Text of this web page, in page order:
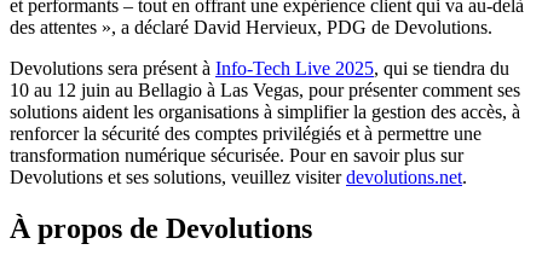
et performants – tout en offrant une expérience client qui va au-delà
des attentes », a déclaré David Hervieux, PDG de Devolutions.
Devolutions sera présent à Info-Tech Live 2025, qui se tiendra du
10 au 12 juin au Bellagio à Las Vegas, pour présenter comment ses
solutions aident les organisations à simplifier la gestion des accès, à
renforcer la sécurité des comptes privilégiés et à permettre une
transformation numérique sécurisée. Pour en savoir plus sur
Devolutions et ses solutions, veuillez visiterdevolutions.net.
À propos de Devolutions